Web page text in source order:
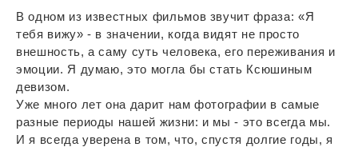
В одном из известных фильмов звучит фраза: «Я
тебя вижу» - в значении, когда видят не просто
внешность, а саму суть человека, его переживания и
эмоции. Я думаю, это могла бы стать Ксюшиным
девизом.
Уже много лет она дарит нам фотографии в самые
разные периоды нашей жизни: и мы - это всегда мы.
И я всегда уверена в том, что, спустя долгие годы, я